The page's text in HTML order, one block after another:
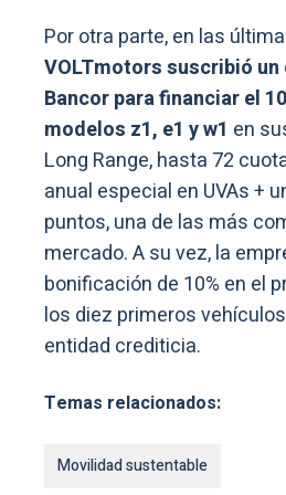
Por otra parte, en las
VOLTmotors suscribió un
Bancor para financiar el
modelos z1, e1 y w1 en
Long Range, hasta 72
anual especial en UVAs +
puntos, una de las más
mercado. A su vez, la
bonificación de 10% en el
los diez primeros
entidad crediticia.
Temas relacionados:
Movilidad sustentable